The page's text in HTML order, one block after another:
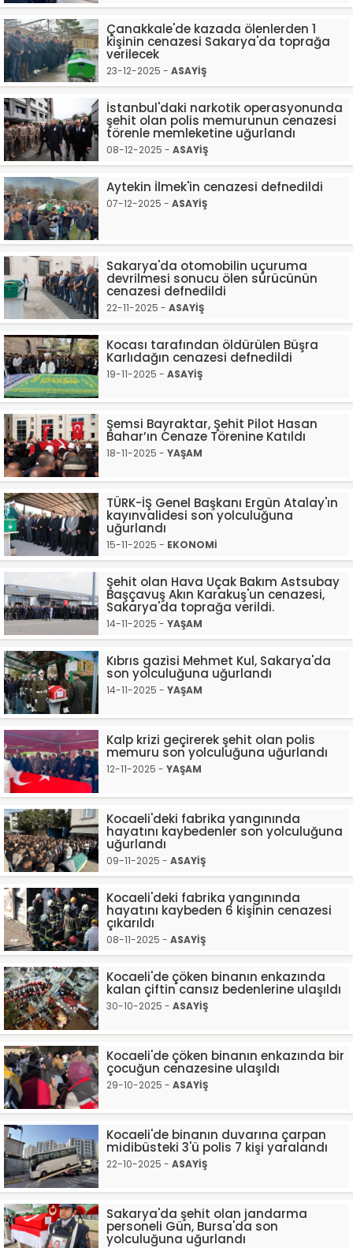
Çanakkale'de kazada ölenlerden 1
kişinin cenazesi Sakarya'da toprağa
verilecek
23-12-2025 - ASAYİŞ
İstanbul'daki narkotik operasyonunda
şehit olan polis memurunun cenazesi
törenle memleketine uğurlandı
08-12-2025 - ASAYİŞ
Aytekin İlmek'in cenazesi defnedildi
07-12-2025 - ASAYİŞ
Sakarya'da otomobilin uçuruma
devrilmesi sonucu ölen sürücünün
cenazesi defnedildi
22-11-2025 - ASAYİŞ
Kocası tarafından öldürülen Büşra
Karlıdağın cenazesi defnedildi
19-11-2025 - ASAYİŞ
Şemsi Bayraktar, Şehit Pilot Hasan
Bahar’ın Cenaze Törenine Katıldı
18-11-2025 - YAŞAM
TÜRK-İŞ Genel Başkanı Ergün Atalay'ın
kayınvalidesi son yolculuğuna
uğurlandı
15-11-2025 - EKONOMİ
Şehit olan Hava Uçak Bakım Astsubay
Başçavuş Akın Karakuş'un cenazesi,
Sakarya'da toprağa verildi.
14-11-2025 - YAŞAM
Kıbrıs gazisi Mehmet Kul, Sakarya'da
son yolculuğuna uğurlandı
14-11-2025 - YAŞAM
Kalp krizi geçirerek şehit olan polis
memuru son yolculuğuna uğurlandı
12-11-2025 - YAŞAM
Kocaeli'deki fabrika yangınında
hayatını kaybedenler son yolculuğuna
uğurlandı
09-11-2025 - ASAYİŞ
Kocaeli'deki fabrika yangınında
hayatını kaybeden 6 kişinin cenazesi
çıkarıldı
08-11-2025 - ASAYİŞ
Kocaeli'de çöken binanın enkazında
kalan çiftin cansız bedenlerine ulaşıldı
30-10-2025 - ASAYİŞ
Kocaeli'de çöken binanın enkazında bir
çocuğun cenazesine ulaşıldı
29-10-2025 - ASAYİŞ
Kocaeli'de binanın duvarına çarpan
midibüsteki 3'ü polis 7 kişi yaralandı
22-10-2025 - ASAYİŞ
Sakarya'da şehit olan jandarma
personeli Gün, Bursa'da son
yolculuğuna uğurlandı